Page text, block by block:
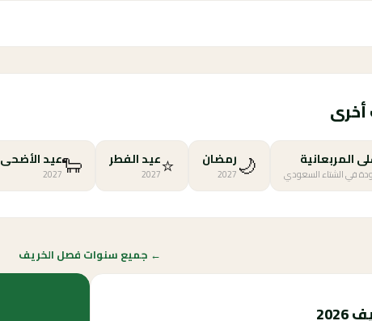
المربعانية 🌙رمضان
2027
⭐عيد الفطر
2027
🐑عيد الأضحى
2027
← جميع سنوات فصل الخريف
2026